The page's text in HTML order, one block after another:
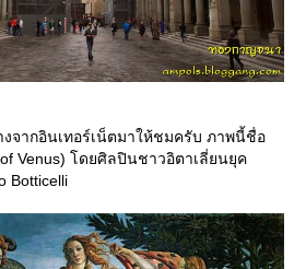
จากอินเทอร์เน็ตมาให้ชมครับ ภาพนี้ชื่อ
Venus) โดยศิลปินชาวอิตาเลี่ยนยุค
Botticelli